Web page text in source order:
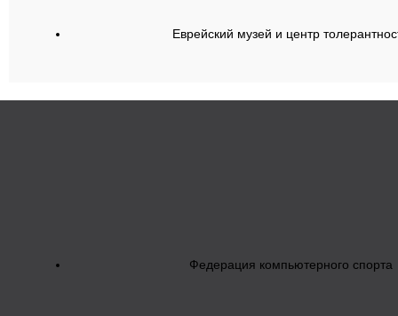
Еврейский музей и центр
Федерация компьютерного спорта